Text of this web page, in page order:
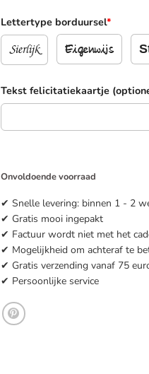
Lettertype borduursel*
Sierlijk Eigenwijs
Tekst felicitatiekaartje
Onvoldoende voorraad
✔ Snelle levering: binnen 1 - 2
✔ Gratis mooi ingepakt
✔ Factuur wordt niet met het
✔ Mogelijkheid om achteraf te
✔ Gratis verzending vanaf 75
✔ Persoonlijke service